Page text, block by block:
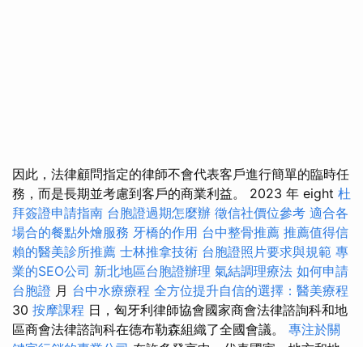
因此，法律顧問指定的律師不會代表客戶進行簡單的臨時任
務，而是長期並考慮到客戶的商業利益。 2023 年 eight 杜
拜簽證申請指南 台胞證過期怎麼辦 徵信社價位參考 適合各
場合的餐點外燴服務 牙橋的作用 台中整骨推薦 推薦值得信
賴的醫美診所推薦 士林推拿技術 台胞證照片要求與規範 專
業的SEO公司 新北地區台胞證辦理 氣結調理療法 如何申請
台胞證 月 台中水療療程 全方位提升自信的選擇：醫美療程
30 按摩課程 日，匈牙利律師協會國家商會法律諮詢科和地
區商會法律諮詢科在德布勒森組織了全國會議。 專注於關